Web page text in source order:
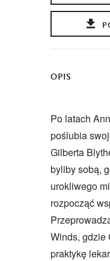
OPIS
Po latach
poślubia
Gilberta
byliby sobą,
urokliwego
rozpocząć
Winds, gdzie
praktykę